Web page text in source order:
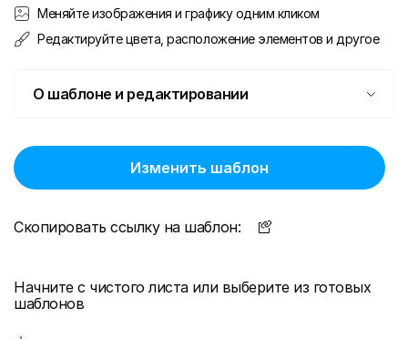
Меняйте изображения и графику одним кликом
Редактируйте цвета, расположение элементов и другое
О шаблоне и редактировании
Изменить шаблон
Скопировать ссылку на шаблон:
Начните с чистого листа или выберите из готовых
шаблонов